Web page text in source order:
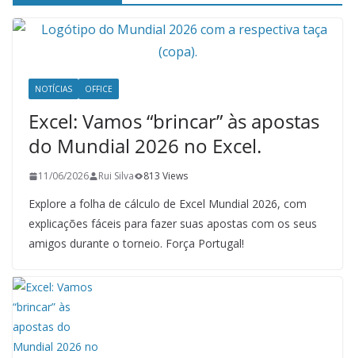
NOTÍCIAS OFFICE
Excel: Vamos “brincar” às apostas
do Mundial 2026 no Excel.
11/06/2026 Rui Silva 813 Views
Explore a folha de cálculo de Excel Mundial 2026, com
explicações fáceis para fazer suas apostas com os seus
amigos durante o torneio. Força Portugal!